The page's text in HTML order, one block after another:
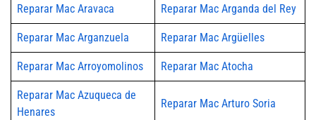
Reparar Mac Aravaca Reparar Mac Arganda del Rey
Reparar Mac Arganzuela Reparar Mac Argüelles
Reparar Mac Arroyomolinos Reparar Mac Atocha
Reparar Mac Azuqueca de
Henares
Reparar Mac Arturo Soria